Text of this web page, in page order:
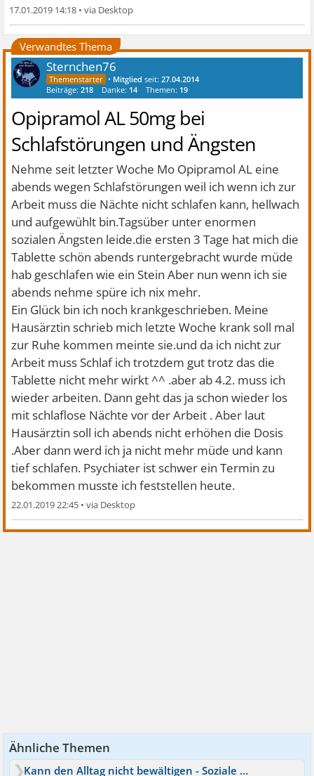
17.01.2019 14:18 •
Verwandtes Thema
Sternchen76
• Mitglied seit:27.04.2014
Beiträge:218 Danke: 14 Themen: 19
Opipramol AL 50mg bei
Schlafstörungen und Ängsten
Nehme seit letzter Woche Mo Opipramol AL eine
abends wegen Schlafstörungen weil ich wenn ich zur
Arbeit muss die Nächte nicht schlafen kann, hellwach
und aufgewühlt bin.Tagsüber unter enormen
sozialen Ängsten leide.die ersten 3 Tage hat mich die
Tablette schön abends runtergebracht wurde müde
hab geschlafen wie ein Stein Aber nun wenn ich sie
abends nehme spüre ich nix mehr.
Ein Glück bin ich noch krankgeschrieben. Meine
Hausärztin schrieb mich letzte Woche krank soll mal
zur Ruhe kommen meinte sie.und da ich nicht zur
Arbeit muss Schlaf ich trotzdem gut trotz das die
Tablette nicht mehr wirkt ^^ .aber ab 4.2. muss ich
wieder arbeiten. Dann geht das ja schon wieder los
mit schlaflose Nächte vor der Arbeit . Aber laut
Hausärztin soll ich abends nicht erhöhen die Dosis
.Aber dann werd ich ja nicht mehr müde und kann
tief schlafen. Psychiater ist schwer ein Termin zu
bekommen musste ich feststellen heute.
22.01.2019 22:45 •
Ähnliche Themen
Kann den Alltag nicht bewältigen - Soziale Phobie